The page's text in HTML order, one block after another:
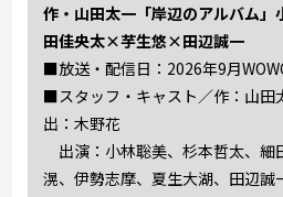
作・山田太一「岸辺のアルバム
田佳央太×芋生悠×田辺誠一
■放送・配信日：2026年9⽉
■スタッフ‧キャスト／作：山
出：木野花
出演：小林聡美、杉本哲太、細
滉、伊勢志摩、夏生大湖、田辺誠